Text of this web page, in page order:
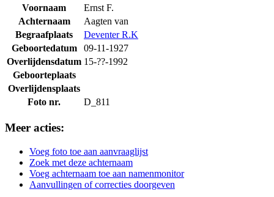
Voornaam
Ernst F.
Achternaam
Aagten van
Begraafplaats
Deventer R.K
Geboortedatum
09-11-1927
Overlijdensdatum 15-??-1992
Geboorteplaats
Overlijdensplaats
Foto nr.
D_811
Meer acties:
Voeg foto toe aan aanvraaglijst
Zoek met deze achternaam
Voeg achternaam toe aan namenmonitor
Aanvullingen of correcties doorgeven